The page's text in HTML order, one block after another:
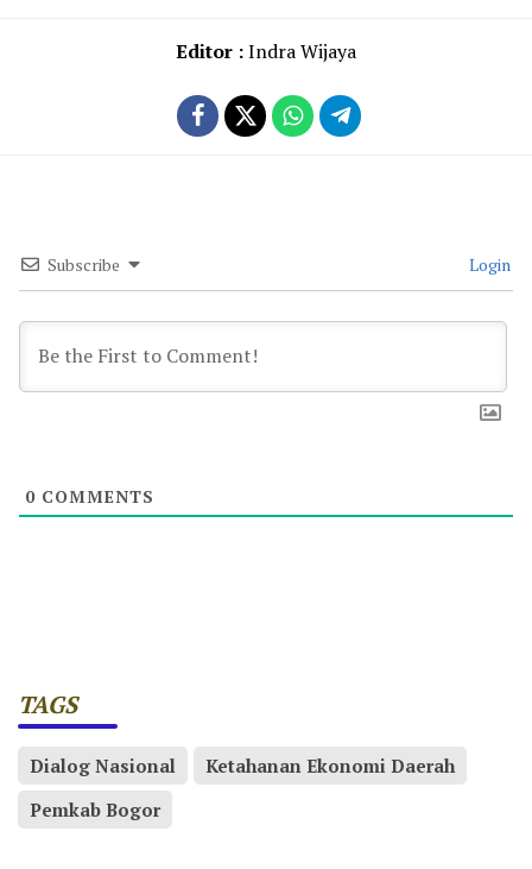
Editor :Indra Wijaya
Subscribe Login
0 COMMENTS
TAGS
Dialog Nasional
Ketahanan Ekonomi Daerah
Pemkab Bogor